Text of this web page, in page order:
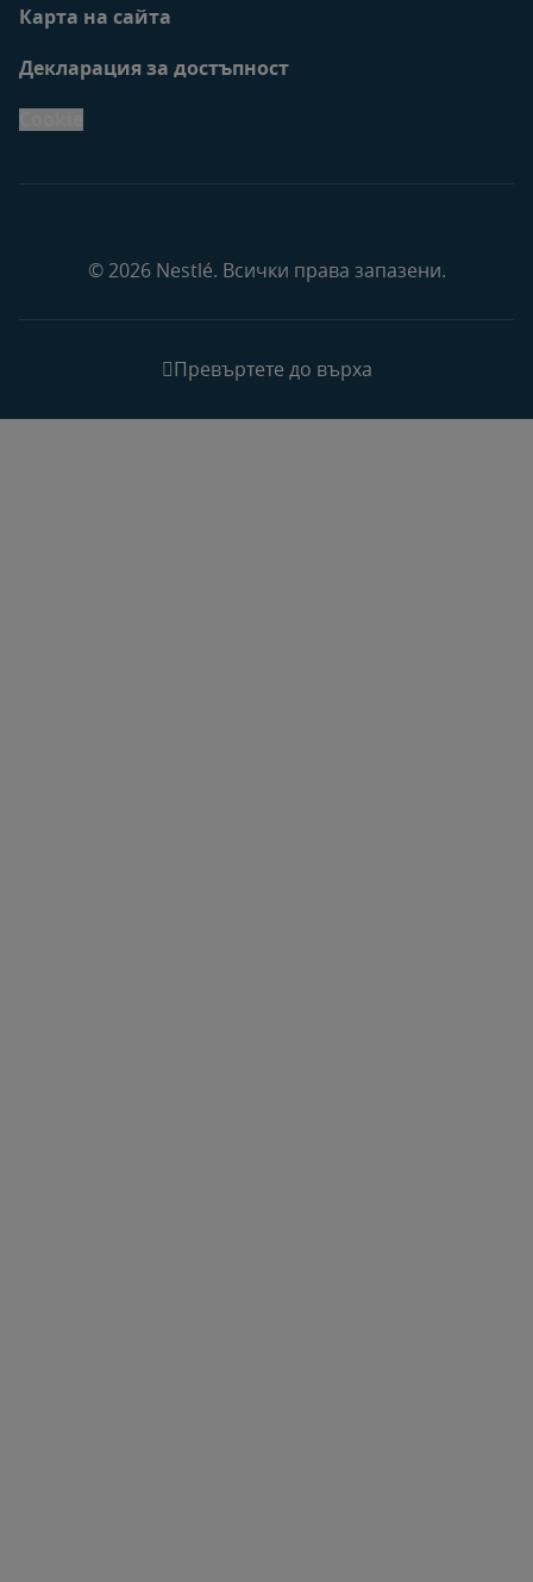
Карта на сайта
Декларация за достъпност
© 2026 Nestlé. Всички права запазени.
Превъртете до върха